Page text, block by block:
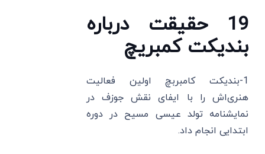
19 حقیقت درباره
بندیکت کمبریچ
1-بندیکت کامبربچ اولین فعالیت
هنری‌اش را با ایفای نقش جوزف در
نمایشنامه تولد عیسی مسیح در دوره
ابتدایی انجام داد.